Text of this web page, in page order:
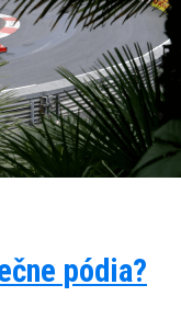
pódia?